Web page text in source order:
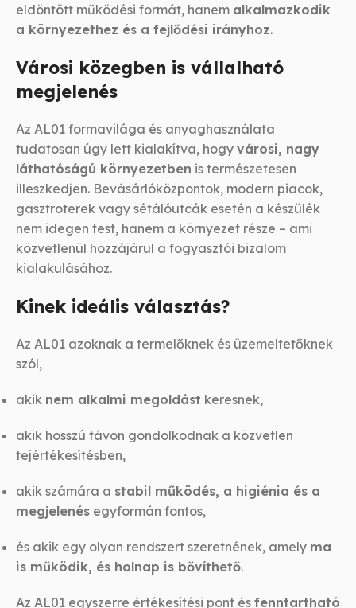
eldöntött működési formát, hanem alkalmazkodik
a környezethez és a fejlődési irányhoz.
Városi közegben is vállalható
megjelenés
Az AL01 formavilága és anyaghasználata
tudatosan úgy lett kialakítva, hogy városi, nagy
láthatóságú környezetben is természetesen
illeszkedjen. Bevásárlóközpontok, modern piacok,
gasztroterek vagy sétálóutcák esetén a készülék
nem idegen test, hanem a környezet része – ami
közvetlenül hozzájárul a fogyasztói bizalom
kialakulásához.
Kinek ideális választás?
Az AL01 azoknak a termelőknek és üzemeltetőknek
szól,
akik nem alkalmi megoldást keresnek,
akik hosszú távon gondolkodnak a közvetlen
tejértékesítésben,
akik számára a stabil működés, a higiénia és a
megjelenés egyformán fontos,
és akik egy olyan rendszert szeretnének, amely ma
is működik, és holnap is bővíthető.
Az AL01 egyszerre értékesítési pont és fenntartható